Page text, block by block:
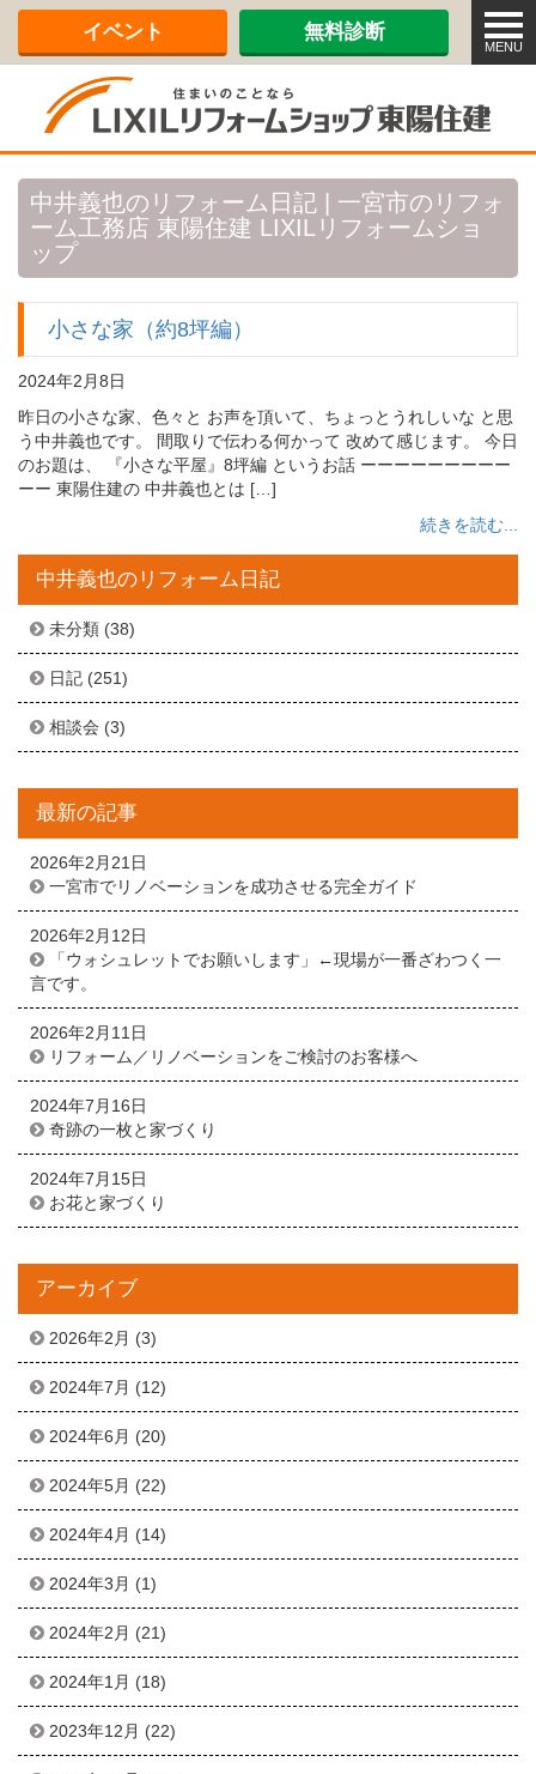
メ
ニ
ュ
MENU
イベント 無料診断
中井義也のリフォーム日記 | 一宮市のリフォ
ーム工務店 東陽住建 LIXILリフォームショ
ップ
小さな家（約8坪編）
2024年2月8日
昨日の小さな家、色々と お声を頂いて、ちょっとうれしいな と思
う中井義也です。 間取りで伝わる何かって 改めて感じます。 今日
のお題は、 『小さな平屋』8坪編 というお話 ーーーーーーーーー
ーー 東陽住建の 中井義也とは […]
続きを読む...
中井義也のリフォーム日記
未分類 (38)
日記 (251)
相談会 (3)
最新の記事
2026年2月21日
一宮市でリノベーションを成功させる完全ガイド
2026年2月12日
「ウォシュレットでお願いします」←現場が一番ざわつく一
言です。
2026年2月11日
リフォーム／リノベーションをご検討のお客様へ
2024年7月16日
奇跡の一枚と家づくり
2024年7月15日
お花と家づくり
アーカイブ
2026年2月 (3)
2024年7月 (12)
2024年6月 (20)
2024年5月 (22)
2024年4月 (14)
2024年3月 (1)
2024年2月 (21)
2024年1月 (18)
2023年12月 (22)